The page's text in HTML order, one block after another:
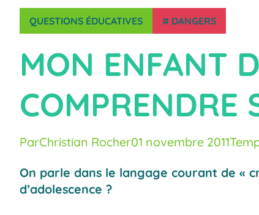
QUESTIONS ÉDUCATIVES # DANGERS
MON ENFANT
COMPRENDRE
ParChristian Rocher01 novembre 2011
On parle dans le langage courant de «
d’adolescence ?